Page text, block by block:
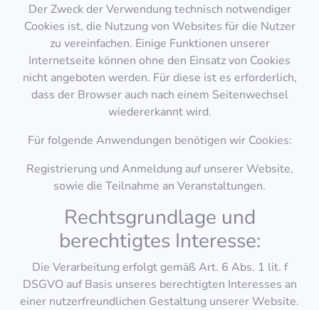
Der Zweck der Verwendung technisch notwendiger
Cookies ist, die Nutzung von Websites für die Nutzer
zu vereinfachen. Einige Funktionen unserer
Internetseite können ohne den Einsatz von Cookies
nicht angeboten werden. Für diese ist es erforderlich,
dass der Browser auch nach einem Seitenwechsel
wiedererkannt wird.
Für folgende Anwendungen benötigen wir Cookies:
Registrierung und Anmeldung auf unserer Website,
sowie die Teilnahme an Veranstaltungen.
Rechtsgrundlage und
berechtigtes Interesse:
Die Verarbeitung erfolgt gemäß Art. 6 Abs. 1 lit. f
DSGVO auf Basis unseres berechtigten Interesses an
einer nutzerfreundlichen Gestaltung unserer Website.